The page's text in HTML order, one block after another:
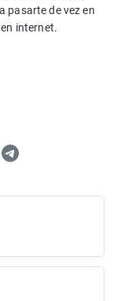
pasarte de vez en
internet.